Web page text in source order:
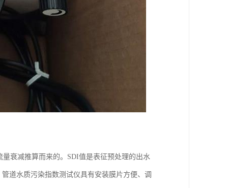
衰减推算而来的。SDI值是表征预处理的出水
道水质污染指数测试仪具有安装膜片方便、调